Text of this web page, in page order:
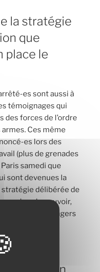
la stratégie
que
place le
es sont aussi à
témoignages qui
forces de l’ordre
Ces même
es lors des
(plus de grenades
samedi que
sont devenues la
stratégie délibérée de
en place le pouvoir,
tous les dangers
réunion